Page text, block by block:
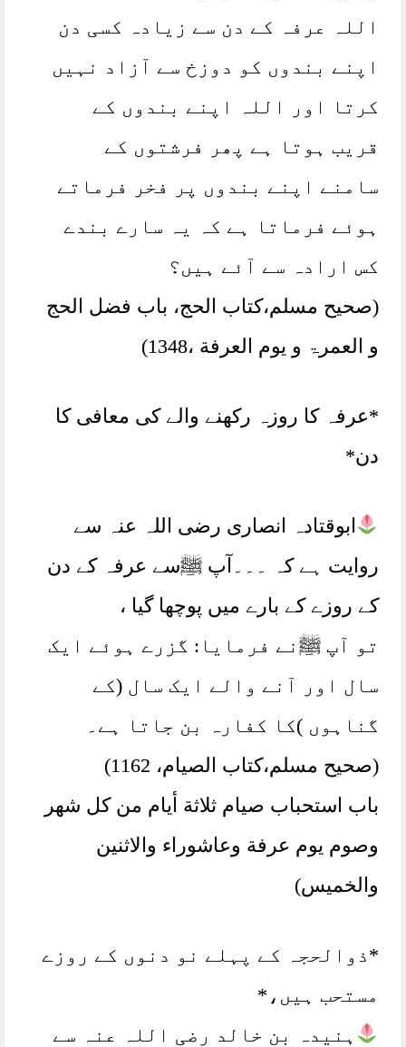
اللہ عرفہ کے دن سے زیادہ کسی دن
اپنے بندوں کو دوزخ سے آزاد نہیں
کرتا اور اللہ اپنے بندوں کے
قریب ہوتا ہے پھر فرشتوں کے
سامنے اپنے بندوں پر فخر فرماتے
ہوئے فرماتا ہے کہ یہ سارے بندے
کس ارادہ سے آئے ہیں؟
(صحیح مسلم،کتاب الحج، باب فضل الحج
و العمرۃ و یوم العرفة ،1348)
*عرفہ کا روزہ رکھنے والے کی معافی کا
دن*
ابوقتادہ انصاری رضی اللہ عنہ سے
روایت ہے کہ ۔۔۔آپ ﷺسے عرفہ کے دن
کے روزے کے بارے میں پوچھا گیا ،
تو آپ ﷺنے فرمایا: گزرے ہوئے ایک
سال اور آنے والے ایک سال (کے
گناہوں )کا کفارہ بن جاتا ہے۔
(صحیح مسلم،كتاب الصيام، 1162)
ﺑﺎﺏ اﺳﺘﺤﺒﺎﺏ ﺻﻴﺎﻡ ﺛﻼﺛﺔ ﺃﻳﺎﻡ ﻣﻦ ﻛﻞ ﺷﻬﺮ
ﻭﺻﻮﻡ ﻳﻮﻡ ﻋﺮﻓﺔ ﻭﻋﺎﺷﻮﺭاء ﻭاﻻﺛﻨﻴﻦ
ﻭاﻟﺨﻤﻴﺲ)
*ذوالحجہ کے پہلے نو دنوں کے روزے
مستحب ہیں،*
ہنیدہ بن خالد رضی اللہ عنہ سے